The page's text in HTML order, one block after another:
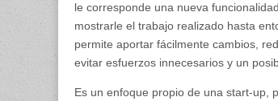
le corresponde una nueva
mostrarle el trabajo realizado hasta
permite aportar fácilmente cambios,
evitar esfuerzos innecesarios y un
Es un enfoque propio de una start-up,